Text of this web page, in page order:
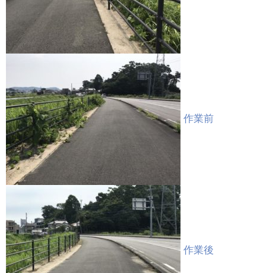
作業前
作業後